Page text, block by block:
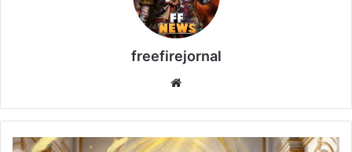
freefirejornal
Bazar